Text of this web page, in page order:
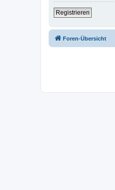
Registrieren
Foren-Übersicht